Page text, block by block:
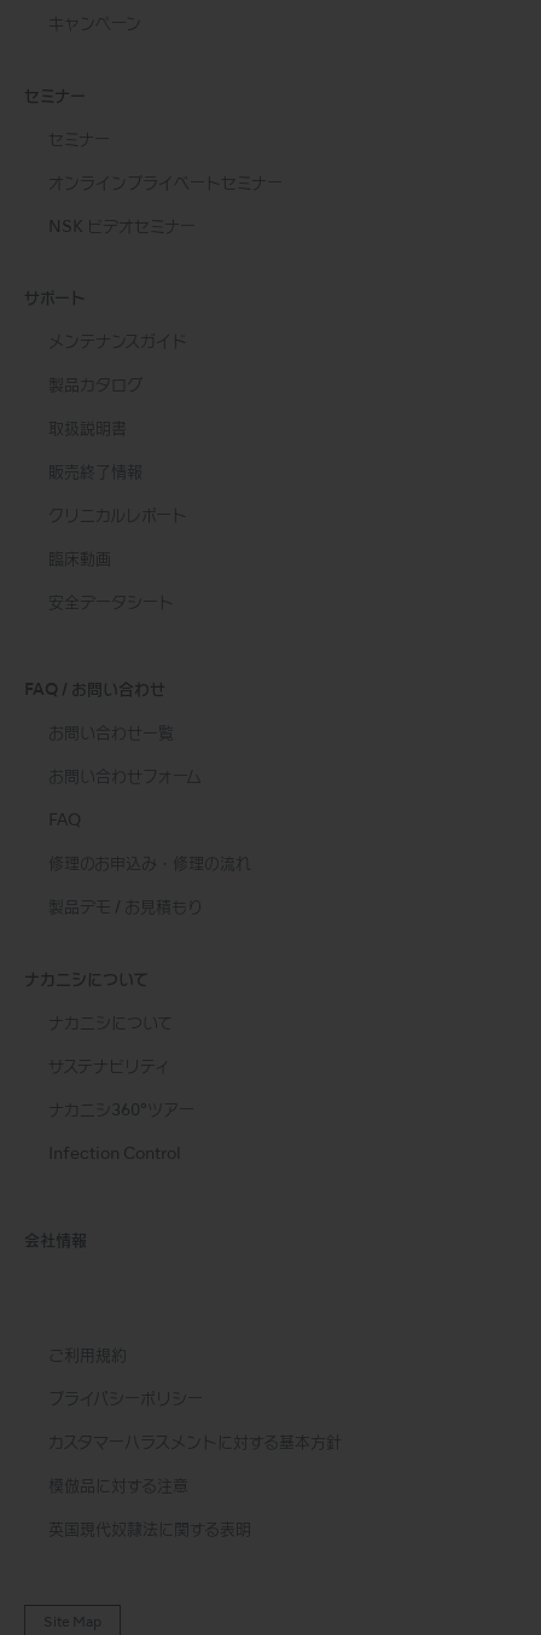
キャンペーン
セミナー
セミナー
オンラインプライベートセミナー
NSK ビデオセミナー
サポート
メンテナンスガイド
製品カタログ
取扱説明書
販売終了情報
クリニカルレポート
臨床動画
安全データシート
FAQ / お問い合わせ
お問い合わせ一覧
お問い合わせフォーム
FAQ
修理のお申込み・修理の流れ
製品デモ / お見積もり
ナカニシについて
ナカニシについて
サステナビリティ
ナカニシ360°ツアー
Infection Control
会社情報
ご利用規約
プライバシーポリシー
カスタマーハラスメントに対する基本方針
模倣品に対する注意
英国現代奴隷法に関する表明
Site Map